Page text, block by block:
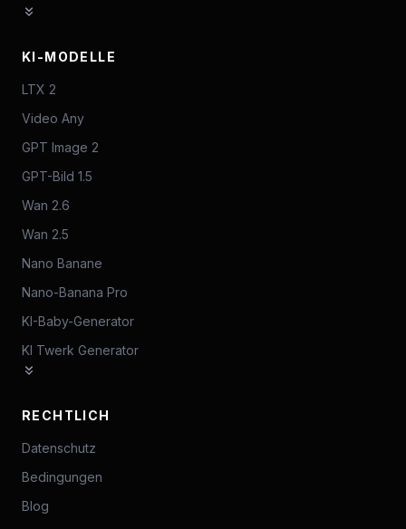
KI-MODELLE
LTX 2
Video Any
GPT Image 2
GPT-Bild 1.5
Wan 2.6
Wan 2.5
Nano Banane
Nano-Banana Pro
KI-Baby-Generator
KI Twerk Generator
RECHTLICH
Datenschutz
Bedingungen
Blog